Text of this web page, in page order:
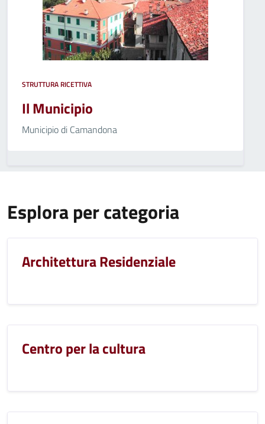
STRUTTURA RICETTIVA
Il Municipio
Municipio di Camandona
Esplora per categoria
Architettura Residenziale
Centro per la cultura